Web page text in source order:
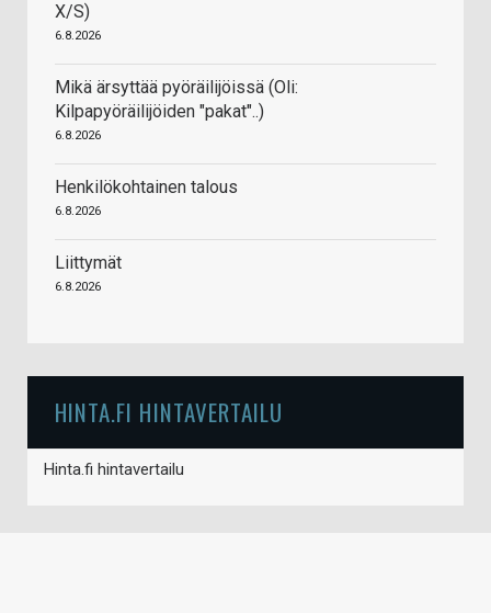
X/S)
6.8.2026
Mikä ärsyttää pyöräilijöissä (Oli:
Kilpapyöräilijöiden "pakat"..)
6.8.2026
Henkilökohtainen talous
6.8.2026
Liittymät
6.8.2026
HINTA.FI HINTAVERTAILU
Hinta.fi hintavertailu